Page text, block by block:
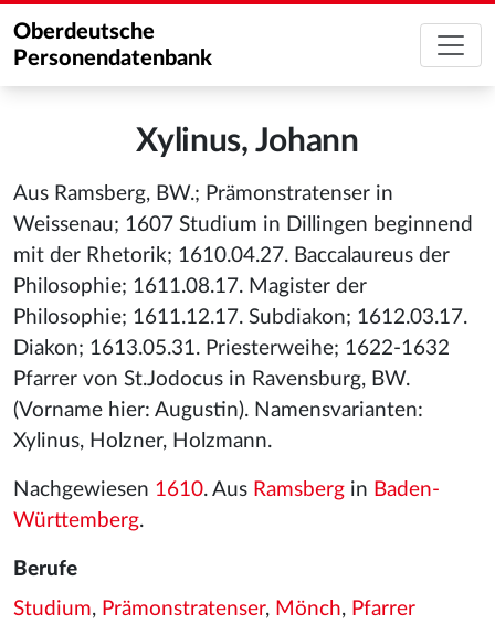
Oberdeutsche
Personendatenbank
Xylinus, Johann
Aus Ramsberg, BW.; Prämonstratenser in
Weissenau; 1607 Studium in Dillingen beginnend
mit der Rhetorik; 1610.04.27. Baccalaureus der
Philosophie; 1611.08.17. Magister der
Philosophie; 1611.12.17. Subdiakon; 1612.03.17.
Diakon; 1613.05.31. Priesterweihe; 1622-1632
Pfarrer von St.Jodocus in Ravensburg, BW.
(Vorname hier: Augustin). Namensvarianten:
Xylinus, Holzner, Holzmann.
Nachgewiesen 1610. Aus Ramsberg in Baden-
Württemberg.
Berufe
Studium, Prämonstratenser, Mönch, Pfarrer